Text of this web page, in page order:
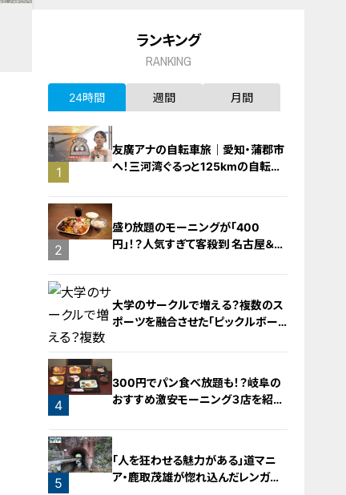
ランキング
RANKING
24時間 週間 月間
1
友廣アナの自転車旅｜愛知・蒲郡市
へ！三河湾ぐるっと125kmの自転車
2
盛り放題のモーニングが「400
円」！？人気すぎて客殺到 名古屋＆岐
3
大学のサークルで増える？複数のス
ポーツを融合させた「ピックルボー
4
300円でパン食べ放題も！？岐阜の
おすすめ激安モーニング３店を紹
5
「人を狂わせる魅力がある」道マニ
ア・鹿取茂雄が惚れ込んだレンガの